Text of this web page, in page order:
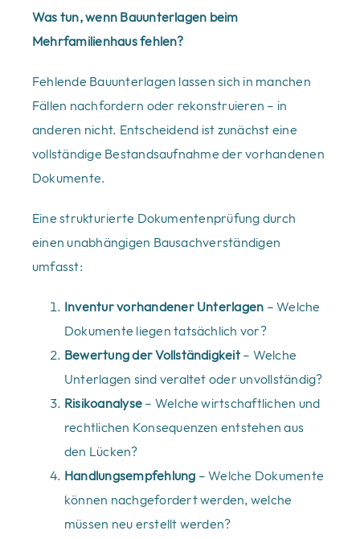
Was tun, wenn Bauunterlagen beim
Mehrfamilienhaus fehlen?
Fehlende Bauunterlagen lassen sich in manchen
Fällen nachfordern oder rekonstruieren – in
anderen nicht. Entscheidend ist zunächst eine
vollständige Bestandsaufnahme der vorhandenen
Dokumente.
Eine strukturierte Dokumentenprüfung durch
einen unabhängigen Bausachverständigen
umfasst:
Inventur vorhandener Unterlagen – Welche
Dokumente liegen tatsächlich vor?
Bewertung der Vollständigkeit– Welche
Unterlagen sind veraltet oder unvollständig?
Risikoanalyse – Welche wirtschaftlichen und
rechtlichen Konsequenzen entstehen aus
den Lücken?
Handlungsempfehlung – Welche Dokumente
können nachgefordert werden, welche
müssen neu erstellt werden?